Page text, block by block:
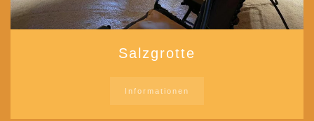
Salzgrotte
Informationen